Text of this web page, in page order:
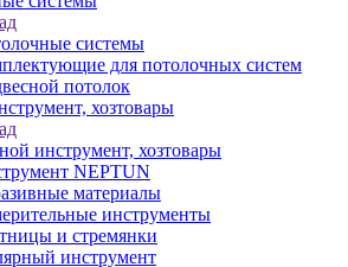
системы
для потолочных систем
потолок
хозтовары
инструмент, хозтовары
NEPTUN
материалы
инструменты
и стремянки
инструмент